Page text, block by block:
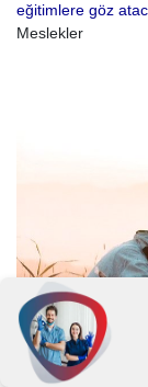
eğitimlere göz
Meslekler